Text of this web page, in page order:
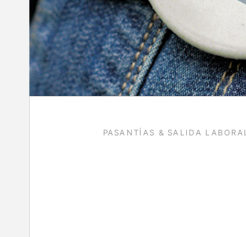
PASANTÍAS & SALIDA LABORAL